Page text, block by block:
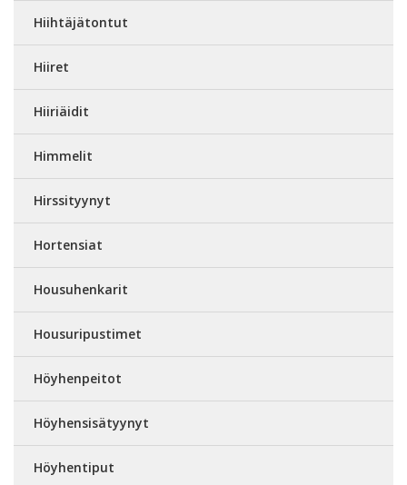
Hiihtäjätontut
Hiiret
Hiiriäidit
Himmelit
Hirssityynyt
Hortensiat
Housuhenkarit
Housuripustimet
Höyhenpeitot
Höyhensisätyynyt
Höyhentiput